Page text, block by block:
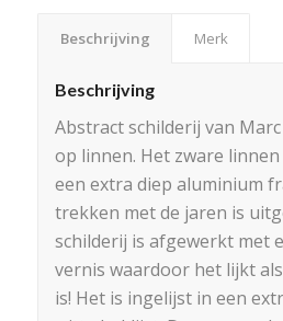
Beschrijving Merk
Beschrijving
Abstract schilderij van
op linnen. Het zware
een extra diep aluminium
trekken met de jaren is
schilderij is afgewerkt met
vernis waardoor het lijkt
is! Het is ingelijst in een